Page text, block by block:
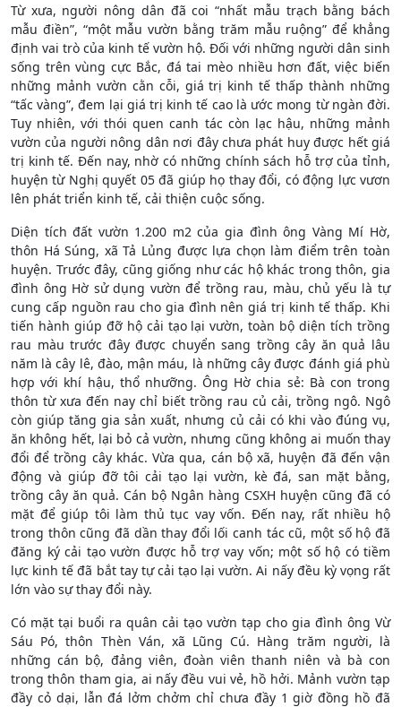
Từ xưa, người nông dân đã coi “nhất mẫu trạch bằng bách
mẫu điền”, “một mẫu vườn bằng trăm mẫu ruộng” để khẳng
định vai trò của kinh tế vườn hộ. Đối với những người dân sinh
sống trên vùng cực Bắc, đá tai mèo nhiều hơn đất, việc biến
những mảnh vườn cằn cỗi, giá trị kinh tế thấp thành những
“tấc vàng”, đem lại giá trị kinh tế cao là ước mong từ ngàn đời.
Tuy nhiên, với thói quen canh tác còn lạc hậu, những mảnh
vườn của người nông dân nơi đây chưa phát huy được hết giá
trị kinh tế. Đến nay, nhờ có những chính sách hỗ trợ của tỉnh,
huyện từ Nghị quyết 05 đã giúp họ thay đổi, có động lực vươn
lên phát triển kinh tế, cải thiện cuộc sống.
Diện tích đất vườn 1.200 m2 của gia đình ông Vàng Mí Hờ,
thôn Há Súng, xã Tả Lủng được lựa chọn làm điểm trên toàn
huyện. Trước đây, cũng giống như các hộ khác trong thôn, gia
đình ông Hờ sử dụng vườn để trồng rau, màu, chủ yếu là tự
cung cấp nguồn rau cho gia đình nên giá trị kinh tế thấp. Khi
tiến hành giúp đỡ hộ cải tạo lại vườn, toàn bộ diện tích trồng
rau màu trước đây được chuyển sang trồng cây ăn quả lâu
năm là cây lê, đào, mận máu, là những cây được đánh giá phù
hợp với khí hậu, thổ nhưỡng. Ông Hờ chia sẻ: Bà con trong
thôn từ xưa đến nay chỉ biết trồng rau củ cải, trồng ngô. Ngô
còn giúp tăng gia sản xuất, nhưng củ cải có khi vào đúng vụ,
ăn không hết, lại bỏ cả vườn, nhưng cũng không ai muốn thay
đổi để trồng cây khác. Vừa qua, cán bộ xã, huyện đã đến vận
động và giúp đỡ tôi cải tạo lại vườn, kè đá, san mặt bằng,
trồng cây ăn quả. Cán bộ Ngân hàng CSXH huyện cũng đã có
mặt để giúp tôi làm thủ tục vay vốn. Đến nay, rất nhiều hộ
trong thôn cũng đã dần thay đổi lối canh tác cũ, một số hộ đã
đăng ký cải tạo vườn được hỗ trợ vay vốn; một số hộ có tiềm
lực kinh tế đã bắt tay tự cải tạo lại vườn. Ai nấy đều kỳ vọng rất
lớn vào sự thay đổi này.
Có mặt tại buổi ra quân cải tạo vườn tạp cho gia đình ông Vừ
Sáu Pó, thôn Thèn Ván, xã Lũng Cú. Hàng trăm người, là
những cán bộ, đảng viên, đoàn viên thanh niên và bà con
trong thôn tham gia, ai nấy đều vui vẻ, hồ hởi. Mảnh vườn tạp
đầy cỏ dại, lẫn đá lởm chởm chỉ chưa đầy 1 giờ đồng hồ đã